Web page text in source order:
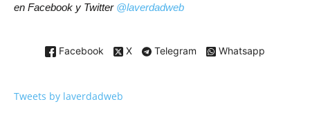
en Facebook y Twitter @laverdadweb
Facebook X Telegram Whatsapp
Tweets by laverdadweb